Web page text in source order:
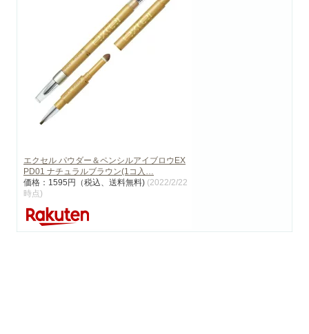
エクセル パウダー＆ペンシルアイブロウEX
PD01 ナチュラルブラウン(1コ入…
価格：1595円（税込、送料無料) (2022/2/22
時点)